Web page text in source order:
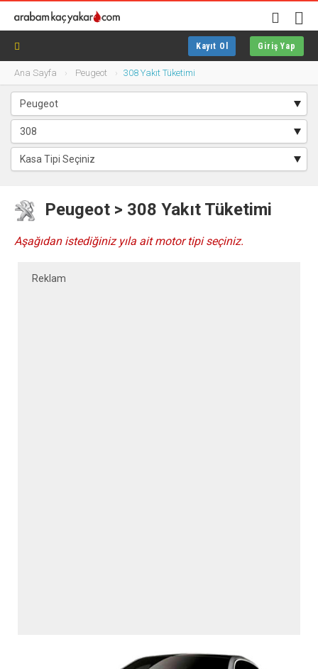
Kayıt Ol Giriş Yap
Ana Sayfa Peugeot 308 Yakıt Tüketimi
Peugeot > 308 Yakıt Tüketimi
Aşağıdan istediğiniz yıla ait motor tipi seçiniz.
Reklam